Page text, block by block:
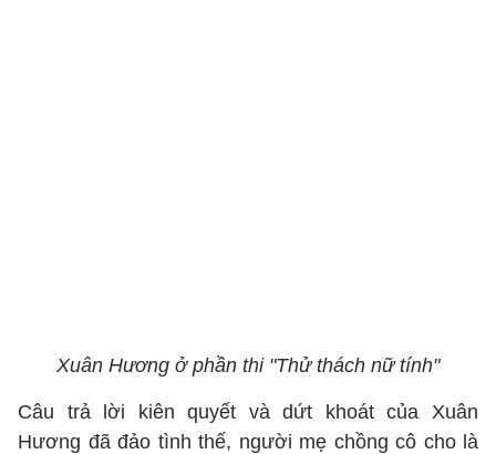
Xuân Hương ở phần thi "Thử thách nữ tính"
Câu trả lời kiên quyết và dứt khoát của Xuân
Hương đã đảo tình thế, người mẹ chồng cô cho là